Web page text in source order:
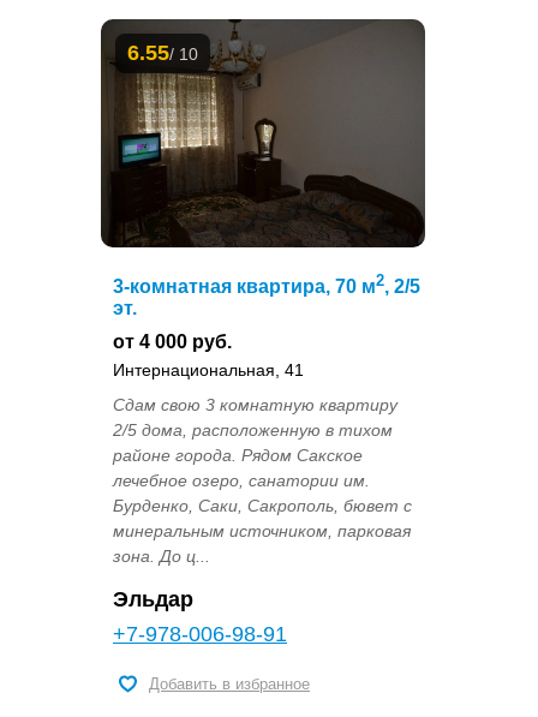
6.55/ 10
3-комнатная квартира, 70 м2, 2/5
эт.
от 4 000 руб.
Интернациональная, 41
Сдам свою 3 комнатную квартиру
2/5 дома, расположенную в тихом
районе города. Рядом Сакское
лечебное озеро, санатории им.
Бурденко, Саки, Сакрополь, бювет с
минеральным источником, парковая
зона. До ц...
Эльдар
+7-978-006-98-91
Добавить в избранное